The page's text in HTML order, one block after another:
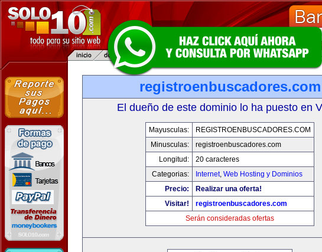
registroenbuscadores.com
El dueño de este dominio lo ha puesto en
Mayusculas:
REGISTROENBUSCADORES.COM
Minusculas:
registroenbuscadores.com
Longitud:
20 caracteres
Categorias:
Internet, Web Hosting y Dominios
Precio:
Realizar una oferta!
Visitar!
registroenbuscadores.com
Serán consideradas ofertas